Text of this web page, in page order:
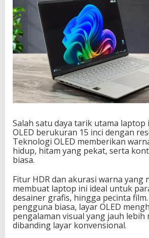
Salah satu daya tarik utama laptop
OLED berukuran 15 inci dengan
Teknologi OLED memberikan
hidup, hitam yang pekat, serta
biasa.
Fitur HDR dan akurasi warna yang
membuat laptop ini ideal untuk
desainer grafis, hingga pecinta
pengguna biasa, layar OLED
pengalaman visual yang jauh lebih
dibanding layar konvensional.